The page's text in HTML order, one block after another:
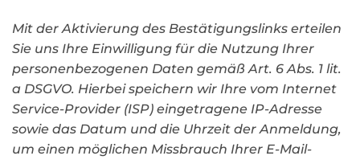
Mit der Aktivierung des Bestätigungslinks erteilen
Sie uns Ihre Einwilligung für die Nutzung Ihrer
personenbezogenen Daten gemäß Art. 6 Abs. 1 lit.
a DSGVO. Hierbei speichern wir Ihre vom Internet
Service-Provider (ISP) eingetragene IP-Adresse
sowie das Datum und die Uhrzeit der Anmeldung,
um einen möglichen Missbrauch Ihrer E-Mail-